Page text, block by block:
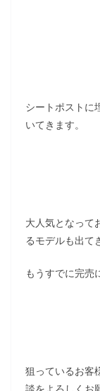
シートポストに
いてきます。
大人気となって
るモデルも出て
もうすでに完売
狙っているお客